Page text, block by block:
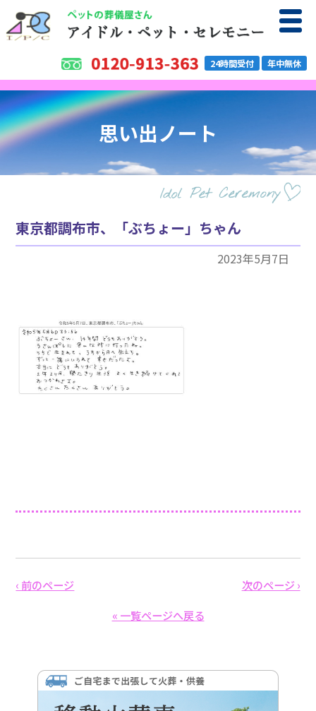
24時間受付 年中無休
思い出ノート
東京都調布市、「ぶちょー」ちゃん
2023年5月7日
‹ 前のページ
次のページ ›
« 一覧ページへ戻る